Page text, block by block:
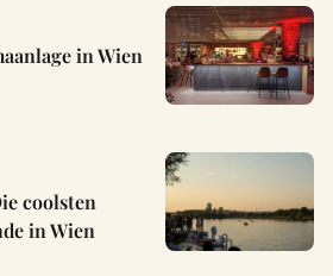
in Wien
coolsten
in Wien